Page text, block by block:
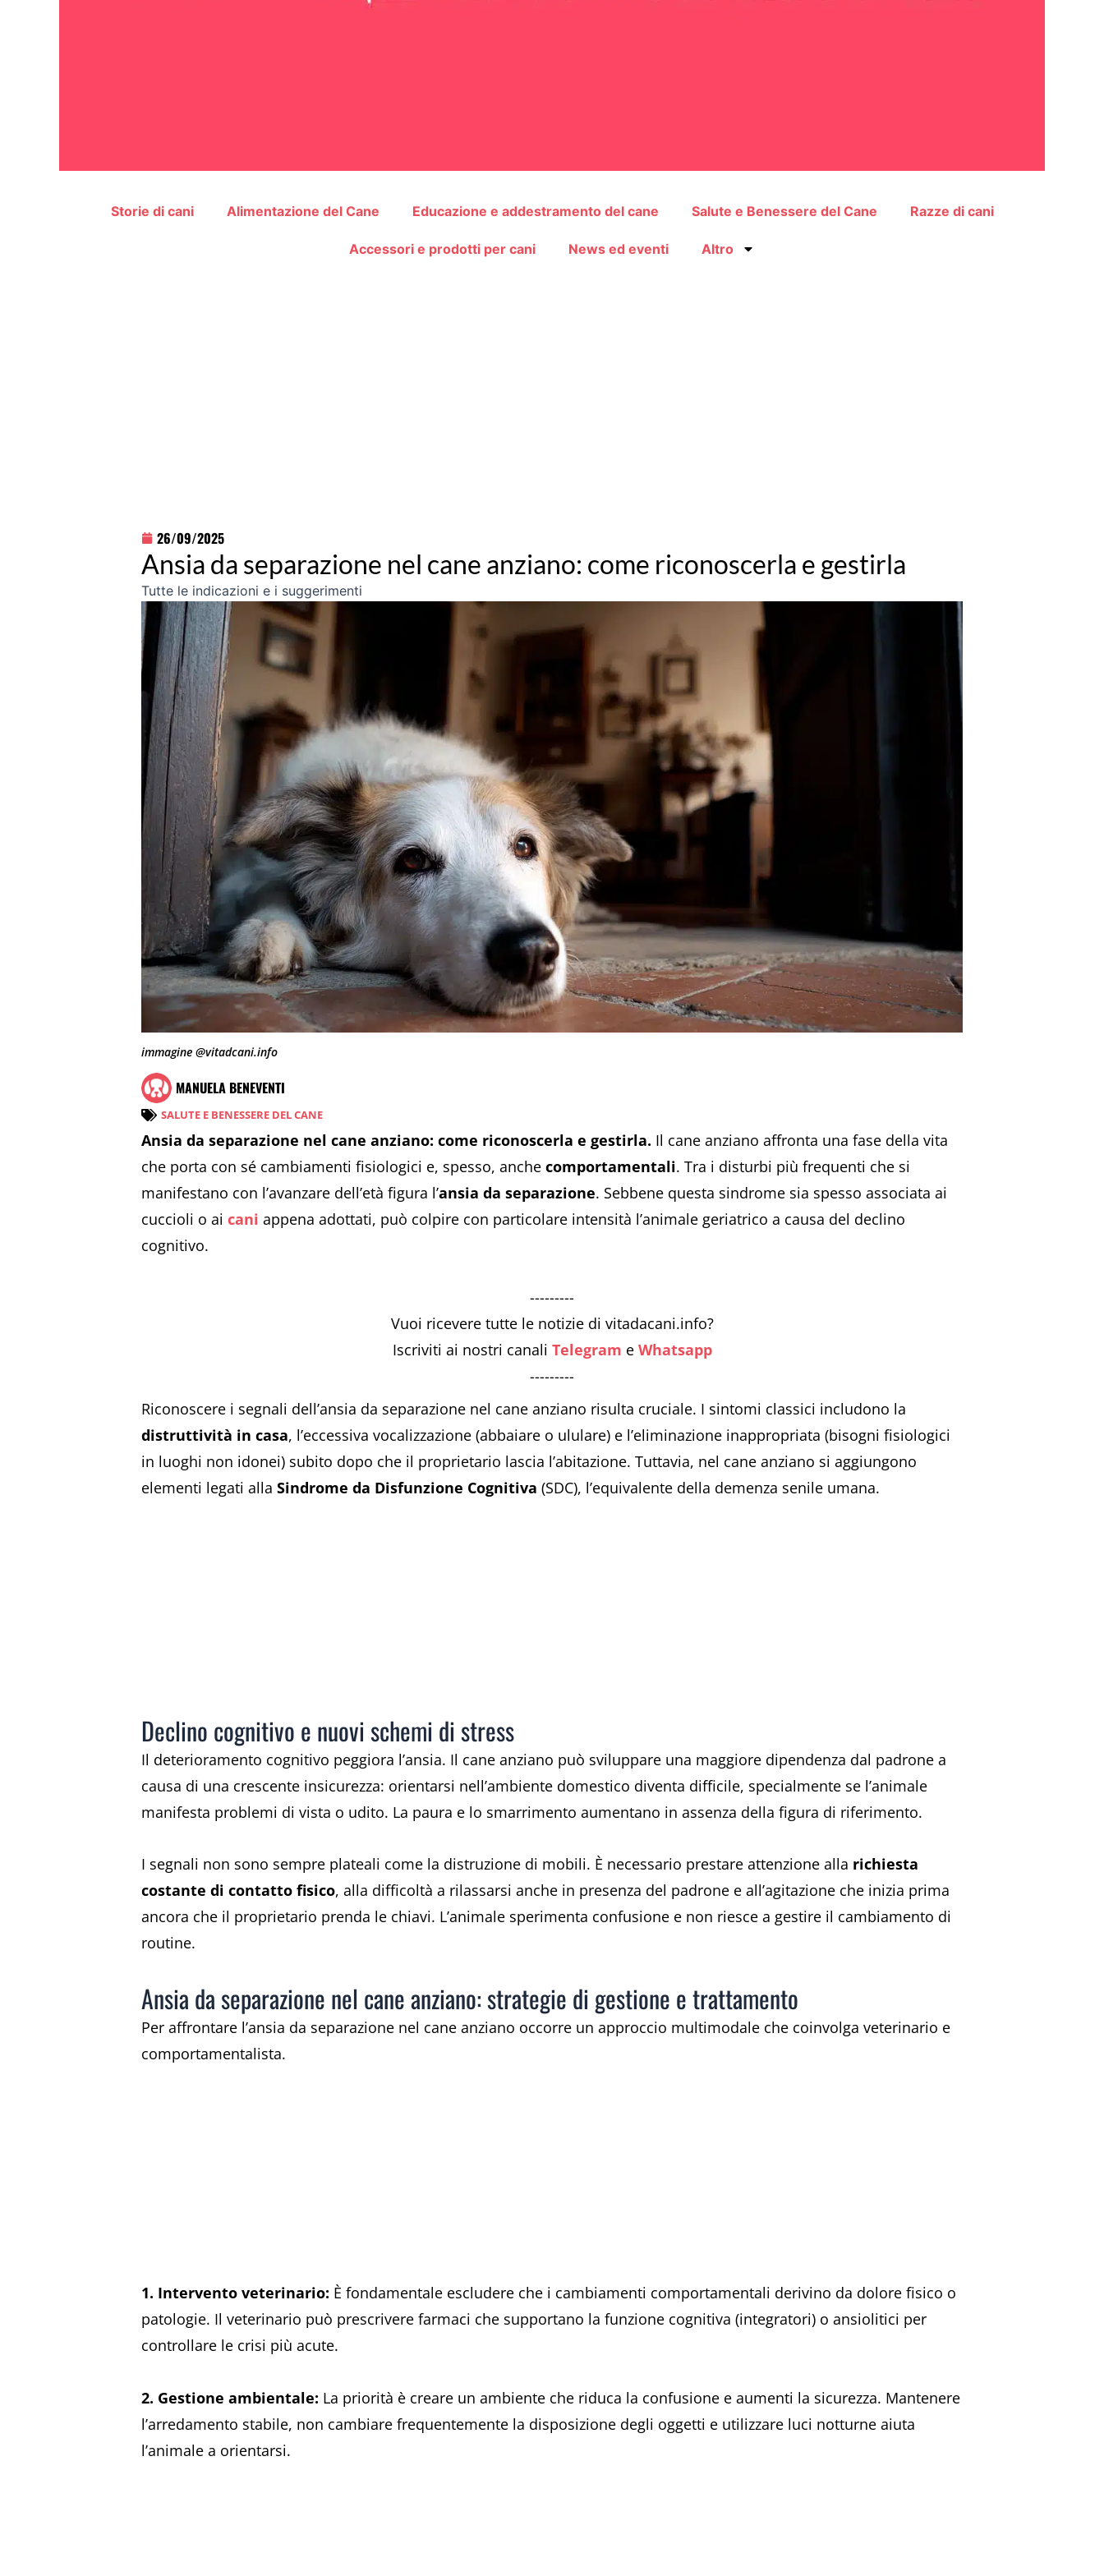
Storie di cani Alimentazione del Cane Educazione e addestramento del cane Salute e Benessere del Cane Razze di cani
Accessori e prodotti per cani News ed eventi Altro
26/09/2025
Ansia da separazione nel cane anziano: come riconoscerla e gestirla
Tutte le indicazioni e i suggerimenti
immagine @vitadcani.info
MANUELA BENEVENTI
SALUTE E BENESSERE DEL CANE
Ansia da separazione nel cane anziano: come riconoscerla e gestirla. Il cane anziano affronta una fase della vita
che porta con sé cambiamenti fisiologici e, spesso, anche comportamentali. Tra i disturbi più frequenti che si
manifestano con l’avanzare dell’età figura l’ansia da separazione. Sebbene questa sindrome sia spesso associata ai
cuccioli o ai cani appena adottati, può colpire con particolare intensità l’animale geriatrico a causa del declino
cognitivo.
---------
Vuoi ricevere tutte le notizie di vitadacani.info?
Iscriviti ai nostri canali Telegram e Whatsapp
---------
Riconoscere i segnali dell’ansia da separazione nel cane anziano risulta cruciale. I sintomi classici includono la
distruttività in casa, l’eccessiva vocalizzazione (abbaiare o ululare) e l’eliminazione inappropriata (bisogni fisiologici
in luoghi non idonei) subito dopo che il proprietario lascia l’abitazione. Tuttavia, nel cane anziano si aggiungono
elementi legati alla Sindrome da Disfunzione Cognitiva (SDC), l’equivalente della demenza senile umana.
Declino cognitivo e nuovi schemi di stress
Il deterioramento cognitivo peggiora l’ansia. Il cane anziano può sviluppare una maggiore dipendenza dal padrone a
causa di una crescente insicurezza: orientarsi nell’ambiente domestico diventa difficile, specialmente se l’animale
manifesta problemi di vista o udito. La paura e lo smarrimento aumentano in assenza della figura di riferimento.
I segnali non sono sempre plateali come la distruzione di mobili. È necessario prestare attenzione alla richiesta
costante di contatto fisico, alla difficoltà a rilassarsi anche in presenza del padrone e all’agitazione che inizia prima
ancora che il proprietario prenda le chiavi. L’animale sperimenta confusione e non riesce a gestire il cambiamento di
routine.
Ansia da separazione nel cane anziano: strategie di gestione e trattamento
Per affrontare l’ansia da separazione nel cane anziano occorre un approccio multimodale che coinvolga veterinario e
comportamentalista.
1. Intervento veterinario: È fondamentale escludere che i cambiamenti comportamentali derivino da dolore fisico o
patologie. Il veterinario può prescrivere farmaci che supportano la funzione cognitiva (integratori) o ansiolitici per
controllare le crisi più acute.
2. Gestione ambientale: La priorità è creare un ambiente che riduca la confusione e aumenti la sicurezza. Mantenere
l’arredamento stabile, non cambiare frequentemente la disposizione degli oggetti e utilizzare luci notturne aiuta
l’animale a orientarsi.